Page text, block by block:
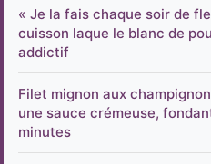
« Je la fais chaque soir de
cuisson laque le blanc de
addictif
Filet mignon aux
une sauce crémeuse,
minutes